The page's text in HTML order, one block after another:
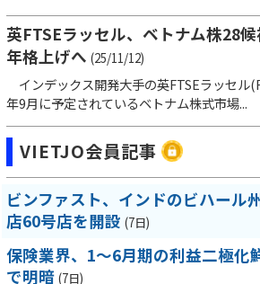
英FTSEラッセル、ベトナム株28
年格上げへ (25/11/12)
インデックス開発大手の英FTSEラッセル
年9月に予定されているベトナム株式市場...
VIETJO会員記事
ビンファスト、インドのビハー
店60号店を開設 (7日)
保険業界、1～6月期の利益二極
で明暗 (7日)